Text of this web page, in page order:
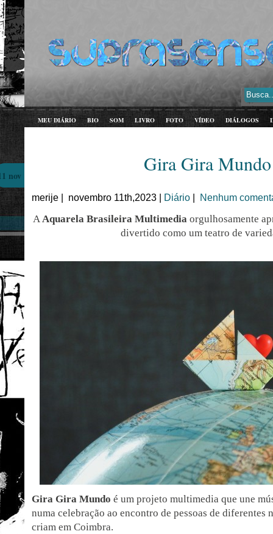
MEU DIÁRIO BIO SOM LIVRO FOTO VÍDEO DIÁLOGOS
Gira Gira Mundo
nov
merije | novembro 11th,2023 | Diário Nenhum
A Aquarela Brasileira Multimedia orgulhosamente
divertido como um teatro de
Gira Gira Mundo é um projeto multimedia que une
numa celebração ao encontro de pessoas de diferentes
criam em Coimbra.